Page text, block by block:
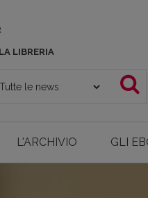
LIBRERIA
L'ARCHIVIO GLI